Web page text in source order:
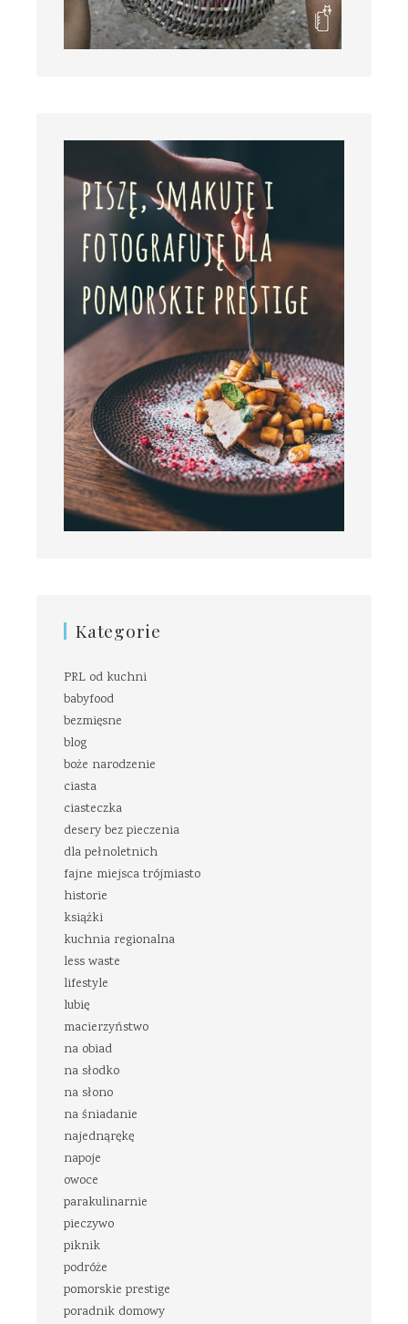
Kategorie
PRL od kuchni
babyfood
bezmięsne
blog
boże narodzenie
ciasta
ciasteczka
desery bez pieczenia
dla pełnoletnich
fajne miejsca trójmiasto
historie
książki
kuchnia regionalna
less waste
lifestyle
lubię
macierzyństwo
na obiad
na słodko
na słono
na śniadanie
najednąrękę
napoje
owoce
parakulinarnie
pieczywo
piknik
podróże
pomorskie prestige
poradnik domowy